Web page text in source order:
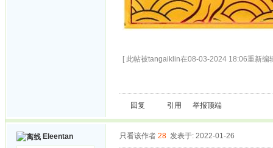
[ 此帖被tangaiklin在08-03-2024 18:06重新编
回复 引用 举报顶端
Eleentan 只看该作者 28 发表于: 2022-01-26